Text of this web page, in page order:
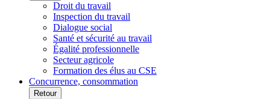
Droit du travail
Inspection du travail
Dialogue social
Santé et sécurité au travail
Égalité professionnelle
Secteur agricole
Formation des élus au CSE
Concurrence, consommation
Retour